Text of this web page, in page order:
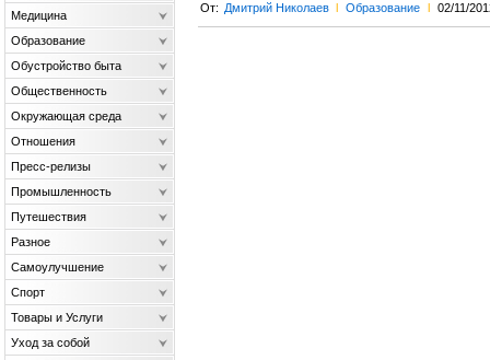
От: Дмитрий Николаев l Образование l 02/11/
Медицина
Образование
Обустройство быта
Общественность
Окружающая среда
Отношения
Пресс-релизы
Промышленность
Путешествия
Разное
Самоулучшение
Спорт
Товары и Услуги
Уход за собой